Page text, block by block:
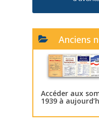
Anciens
Accéder aux
1939 à